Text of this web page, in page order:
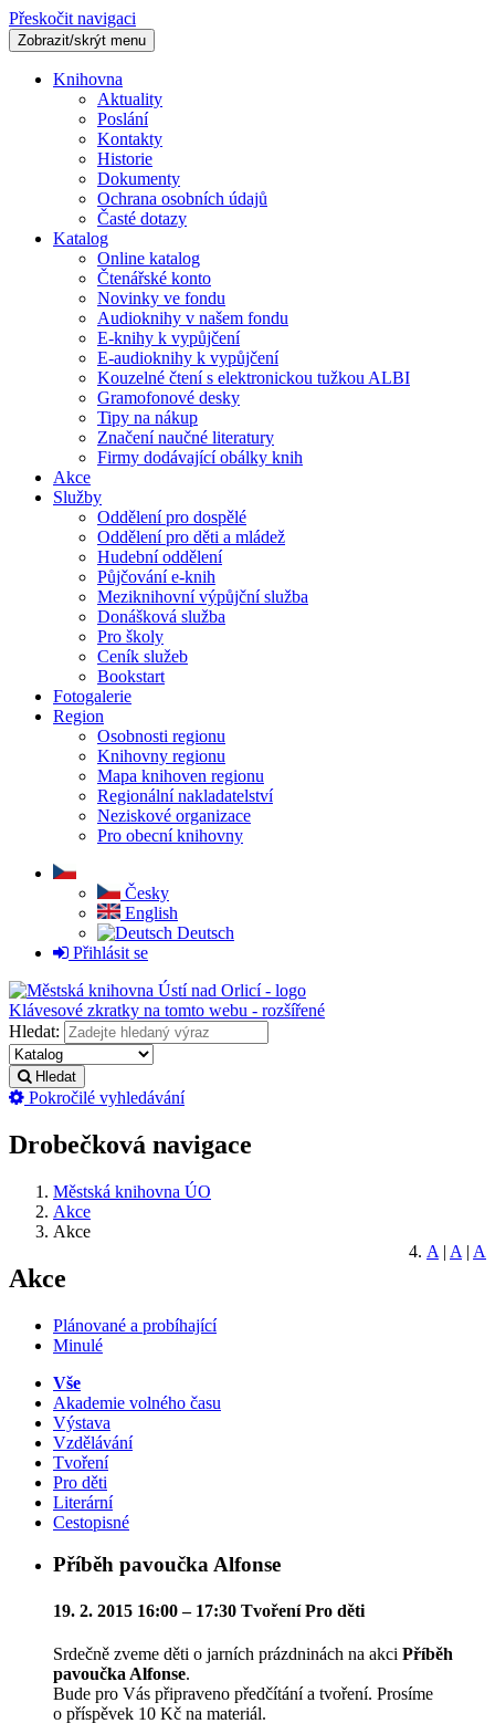
Přeskočit navigaci
Zobrazit/skrýt menu
Knihovna
Aktuality
Poslání
Kontakty
Historie
Dokumenty
Ochrana osobních údajů
Časté dotazy
Katalog
Online katalog
Čtenářské konto
Novinky ve fondu
Audioknihy v našem fondu
E-knihy k vypůjčení
E-audioknihy k vypůjčení
Kouzelné čtení s elektronickou tužkou ALBI
Gramofonové desky
Tipy na nákup
Značení naučné literatury
Firmy dodávající obálky knih
Akce
Služby
Oddělení pro dospělé
Oddělení pro děti a mládež
Hudební oddělení
Půjčování e-knih
Meziknihovní výpůjční služba
Donášková služba
Pro školy
Ceník služeb
Bookstart
Fotogalerie
Region
Osobnosti regionu
Knihovny regionu
Mapa knihoven regionu
Regionální nakladatelství
Neziskové organizace
Pro obecní knihovny
Česky
English
Deutsch
Přihlásit se
Klávesové zkratky na tomto webu - rozšířené
Hledat:
Hledat
Pokročilé vyhledávání
Drobečková navigace
Městská knihovna ÚO
Akce
Akce
A | A | A
Akce
Plánované a probíhající
Minulé
Vše
Akademie volného času
Výstava
Vzdělávání
Tvoření
Pro děti
Literární
Cestopisné
Příběh pavoučka Alfonse
19. 2. 2015 16:00 – 17:30 TvořeníPro děti
Srdečně zveme děti o jarních prázdninách na akci Příběh
pavoučka Alfonse.
Bude pro Vás připraveno předčítání a tvoření. Prosíme
o příspěvek 10 Kč na materiál.